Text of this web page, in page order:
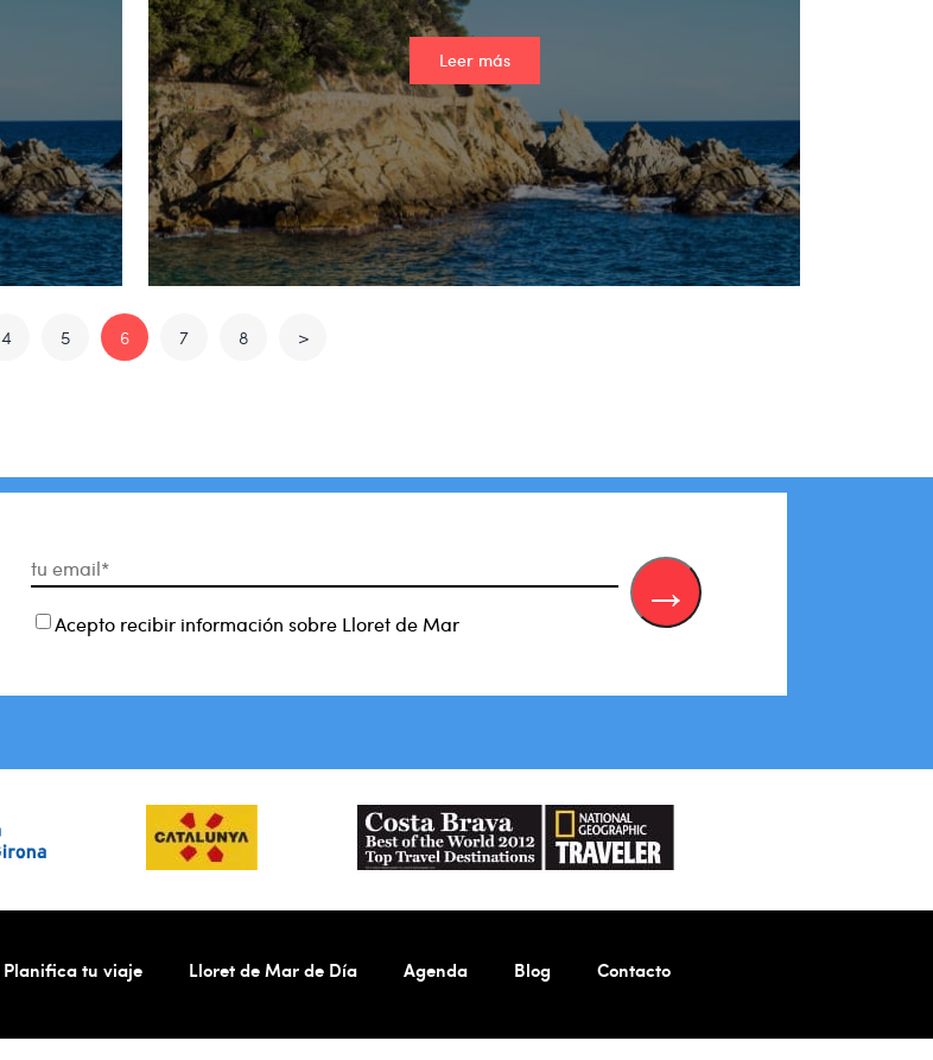
Leer más
4 5 6 7 8 >
Acepto recibir información sobre Lloret de Mar
Planifica tu viaje Lloret de Mar de Día Agenda Blog Contacto